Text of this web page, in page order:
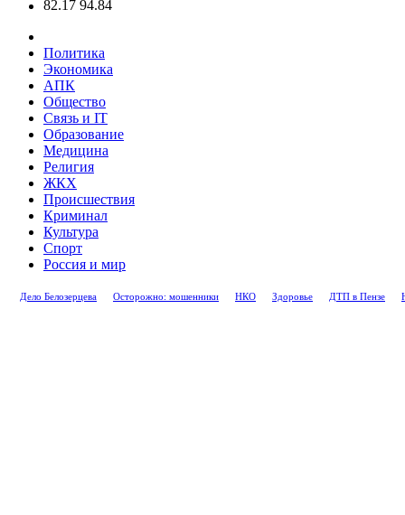
82.17 94.84
Политика
Экономика
АПК
Общество
Связь и IT
Образование
Медицина
Религия
ЖКХ
Происшествия
Криминал
Культура
Спорт
Россия и мир
Дело Белозерцева Осторожно: мошенники НКО Здоровье ДТП в Пензе